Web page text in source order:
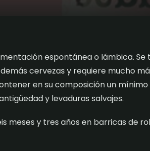
espontánea o lámbica. Se
cervezas y requiere mucho
en su composición un
y levaduras salvajes.
meses y tres años en barricas de